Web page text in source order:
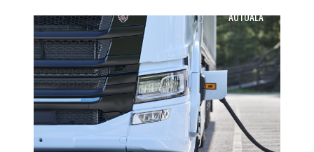
Terästä
sähkörekoilla
AUTOALA